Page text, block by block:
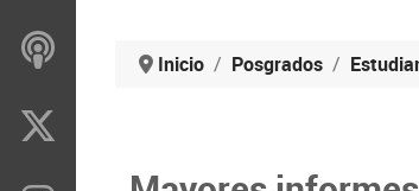
Inicio Posgrados
ivoox